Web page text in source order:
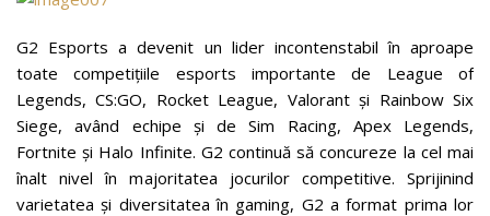
G2 Esports a devenit un lider incontenstabil în aproape
toate competițiile esports importante de League of
Legends, CS:GO, Rocket League, Valorant și Rainbow Six
Siege, având echipe și de Sim Racing, Apex Legends,
Fortnite și Halo Infinite. G2 continuă să concureze la cel mai
înalt nivel în majoritatea jocurilor competitive. Sprijinind
varietatea și diversitatea în gaming, G2 a format prima lor